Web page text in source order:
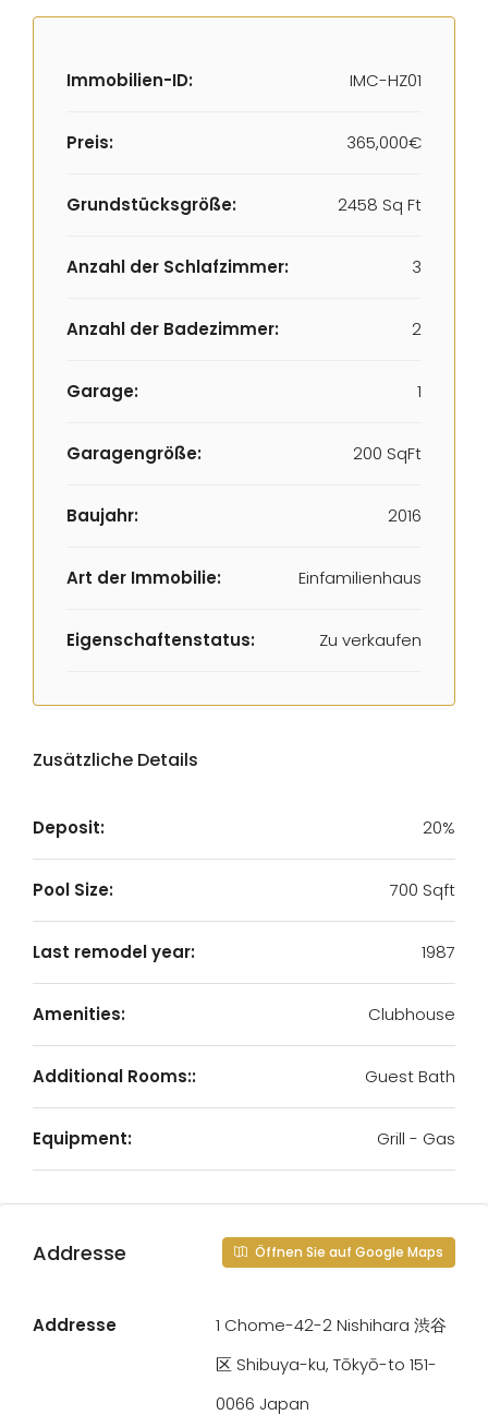
Immobilien-ID: IMC-HZ01
Preis: 365,000€
Grundstücksgröße: 2458 Sq Ft
Anzahl der Schlafzimmer: 3
Anzahl der Badezimmer: 2
Garage: 1
Garagengröße: 200 SqFt
Baujahr: 2016
Art der Immobilie: Einfamilienhaus
Eigenschaftenstatus: Zu verkaufen
Zusätzliche Details
Deposit: 20%
Pool Size: 700 Sqft
Last remodel year: 1987
Amenities: Clubhouse
Additional Rooms:: Guest Bath
Equipment: Grill - Gas
Addresse Öffnen Sie auf Google Maps
Addresse
1 Chome-42-2 Nishihara 渋谷
区 Shibuya-ku, Tōkyō-to 151-
0066 Japan